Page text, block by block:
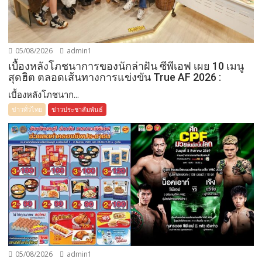
05/08/2026 admin1
เบื้องหลังโภชนาการของนักล่าฝัน ซีพีเอฟ เผย 10 เมนู
สุดฮิต ตลอดเส้นทางการแข่งขัน True AF 2026 :
เบื้องหลังโภชนาก...
ข่าวทั่วไทย ข่าวประชาสัมพันธ์
05/08/2026 admin1